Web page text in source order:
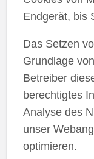
Endgerät, bis
Das Setzen
Grundlage
Betreiber
berechtigtes
Analyse des
unser
optimieren.